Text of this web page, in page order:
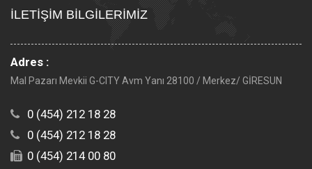
İLETİŞİM BİLGİLERİMİZ
Adres :
Mal Pazarı Mevkii G-CITY Avm Yanı 28100 / Merkez/ GİRESUN
0 (454) 212 18 28
0 (454) 212 18 28
0 (454) 214 00 80